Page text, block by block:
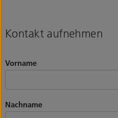
Kontakt aufnehmen
Vorname
Nachname